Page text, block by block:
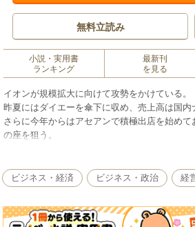
無料立読み
小説・実用書
ランキング
最新刊
を見る
イオンが規模拡大に向けて攻勢をかけている。
昨夏にはダイエーを傘下に収め、売上高は国内
さらに今年からはアセアンで積極出店を始め
の座を狙う。
『週刊ダイヤモンド』（2014年3月15日号）の
す。
雑誌のほかのコンテンツは含まれません。
ビジネス・経済 ビジネス・政治 経